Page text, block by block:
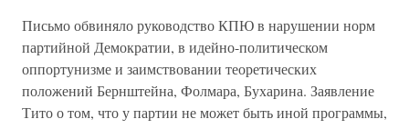
Письмо обвиняло руководство КПЮ в нарушении норм
партийной Демократии, в идейно-политическом
оппортунизме и заимствовании теоретических
положений Бернштейна, Фолмара, Бухарина. Заявление
Тито о том, что у партии не может быть иной программы,